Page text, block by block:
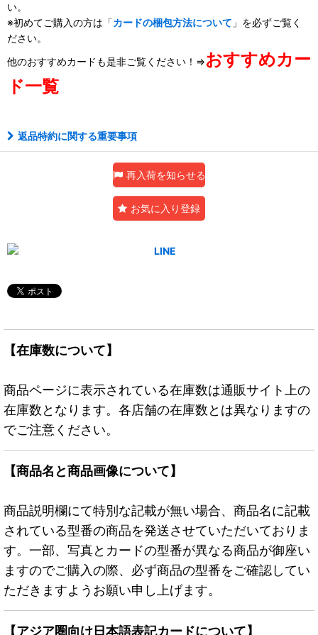
い。
※初めてご購入の方は「カードの梱包方法について 」を必ずご覧く
ださい。
他のおすすめカードも是非ご覧ください！⇒おすすめカー
ド一覧
返品特約に関する重要事項
再入荷を知らせる
お気に入り登録
【在庫数について】
商品ページに表示されている在庫数は通販サイト上の
在庫数となります。各店舗の在庫数とは異なりますの
でご注意ください。
【商品名と商品画像について】
商品説明欄にて特別な記載が無い場合、商品名に記載
されている型番の商品を発送させていただいておりま
す。一部、写真とカードの型番が異なる商品が御座い
ますのでご購入の際、必ず商品の型番をご確認してい
ただきますようお願い申し上げます。
【アジア圏向け日本語表記カードについて】